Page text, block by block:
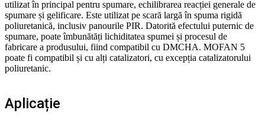
utilizat în principal pentru spumare, echilibrarea reacției generale de
spumare și gelificare. Este utilizat pe scară largă în spuma rigidă
poliuretanică, inclusiv panourile PIR. Datorită efectului puternic de
spumare, poate îmbunătăți lichiditatea spumei și procesul de
fabricare a produsului, fiind compatibil cu DMCHA. MOFAN 5
poate fi compatibil și cu alți catalizatori, cu excepția catalizatorului
poliuretanic.
Aplicație